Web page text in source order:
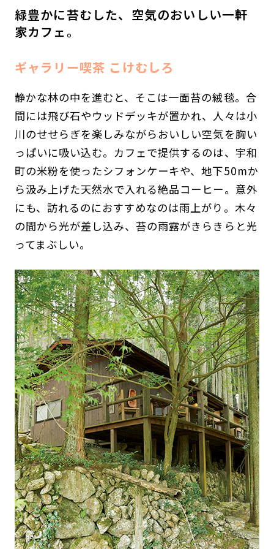
緑豊かに苔むした、空気のおいしい一軒
家カフェ。
ギャラリー喫茶 こけむしろ
静かな林の中を進むと、そこは一面苔の絨毯。合
間には飛び石やウッドデッキが置かれ、人々は小
川のせせらぎを楽しみながらおいしい空気を胸い
っぱいに吸い込む。カフェで提供するのは、宇和
町の米粉を使ったシフォンケーキや、地下50mか
ら汲み上げた天然水で入れる絶品コーヒー。意外
にも、訪れるのにおすすめなのは雨上がり。木々
の間から光が差し込み、苔の雨露がきらきらと光
ってまぶしい。